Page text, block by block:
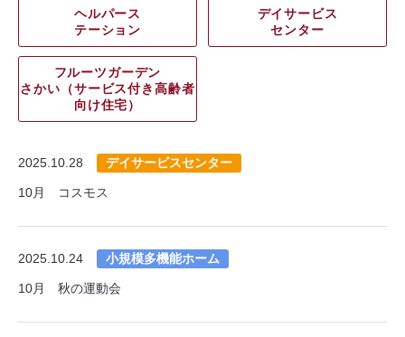
ヘルパース
テーション
デイサービス
センター
フルーツガーデン
さかい（サービス付き高齢者
向け住宅）
2025.10.28 デイサービスセンター
10月 コスモス
2025.10.24 小規模多機能ホーム
10月 秋の運動会